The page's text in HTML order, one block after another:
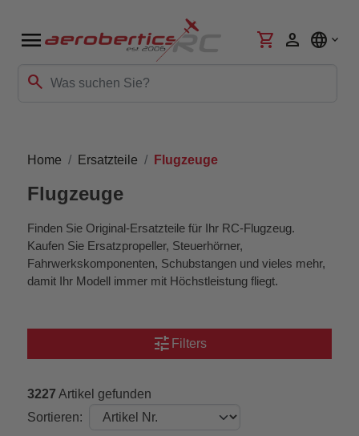
menu
search
shopping_cart person language
Home Ersatzteile Flugzeuge
Flugzeuge
Finden Sie Original-Ersatzteile für Ihr RC-Flugzeug.
Kaufen Sie Ersatzpropeller, Steuerhörner,
Fahrwerkskomponenten, Schubstangen und vieles mehr,
damit Ihr Modell immer mit Höchstleistung fliegt.
tune Filters
3227 Artikel gefunden
Sortieren: